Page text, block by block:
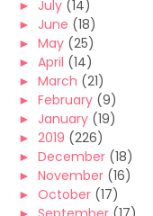
► July (14)
► June (18)
► May (25)
► April (14)
► March (21)
► February (9)
► January (19)
► 2019 (226)
► December (18)
► November (16)
► October (17)